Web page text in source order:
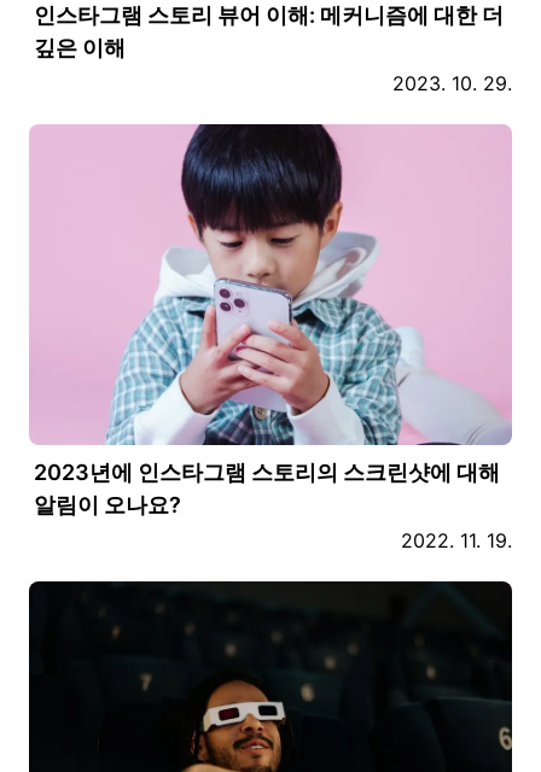
인스타그램 스토리 뷰어 이해: 메커니즘에 대한 더
깊은 이해
2023. 10. 29.
2023년에 인스타그램 스토리의 스크린샷에 대해
알림이 오나요?
2022. 11. 19.